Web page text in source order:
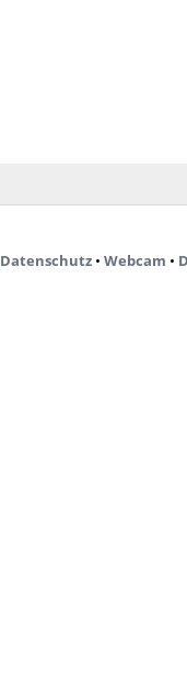
Datenschutz• Webcam •